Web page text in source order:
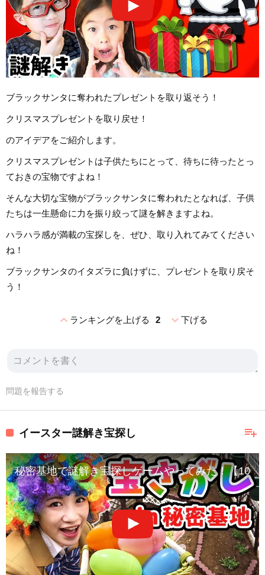
ブラックサンタに奪われたプレゼントを取り返そう！
クリスマスプレゼントを取り戻せ！
のアイデアをご紹介します。
クリスマスプレゼントは子供たちにとって、待ちに待ったとっ
ておきの宝物ですよね！
そんな大切な宝物がブラックサンタに奪われたとなれば、子供
たちは一生懸命に力を振り絞って謎を解きますよね。
ハラハラ感が満載の宝探しを、ぜひ、取り入れてみてください
ね！
ブラックサンタのイタズラに負けずに、プレゼントを取り戻そ
う！
expand_lessランキングを上げる 2 expand_more下げる
問題を報告する
playlist_add
イースター謎解き宝探し
秘密基地で謎解き宝探しゲームやってみた！【100